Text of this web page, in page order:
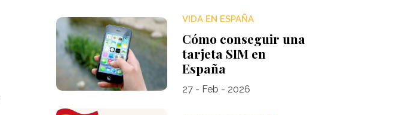
VIDA EN ESPAÑA
Cómo conseguir una
tarjeta SIM en
España
27 - Feb - 2026